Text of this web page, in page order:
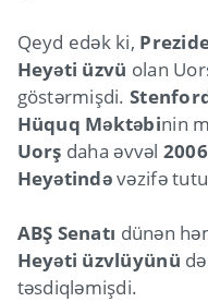
Qeyd edək ki,
Heyəti üzvü olan
göstərmişdi.
Hüquq Məktəbinin
Uorş daha əvvəl
Heyətindəvəzifə
ABŞ Senatı dünən
Heyəti üzvlüyünü də
təsdiqləmişdi.